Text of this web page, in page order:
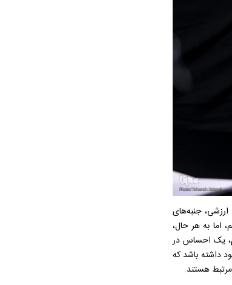
جنبه‌های
اما به هر حال،
یک احساس در
داشته باشد که
مرتبط هستند.